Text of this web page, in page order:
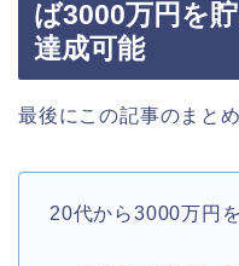
ば3000万円を
達成可能
最後にこの記事のまとめ
20代から3000万円